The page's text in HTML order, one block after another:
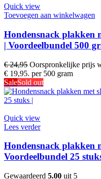
Quick view
Toevoegen aan winkelwagen
Hondensnack plakken
| Voordeelbundel 500
€24,95 Oorspronkelijke prijs
€ 19,95. per 500 gram
SaleSold out
Quick view
Lees verder
Hondensnack plakken
Voordeelbundel 25
Gewaardeerd 5.00 uit 5